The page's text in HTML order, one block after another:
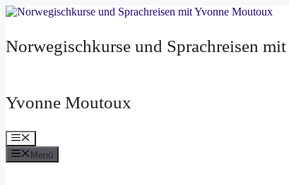
Zum
Norwegischkurse und Sprachreisen mit
Yvonne Moutoux
Menü
Menü